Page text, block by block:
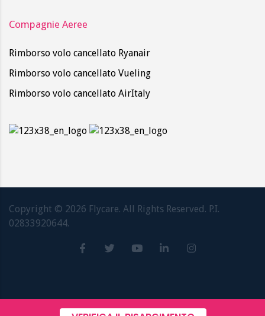
Compagnie Aeree
Rimborso volo cancellato Ryanair
Rimborso volo cancellato Vueling
Rimborso volo cancellato AirItaly
Copyright © 2026 Flycare. All Rights Reserved. P.I.
02833920644.